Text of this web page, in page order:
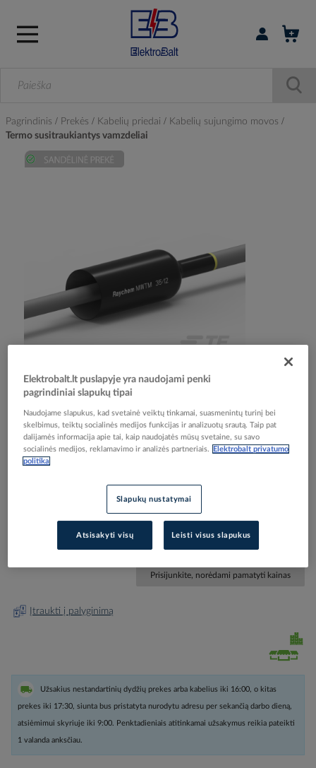
Prisijungti /
Pagrindinis Prekės Kabelių priedai
Kabelių sujungimo movos
Termo susitraukiantys vamzdeliai
the
beginning
Reali prekė gali skirtis nuo pavaizduotos nuotraukoje
Vamzdelis termosusitraukiantis su klijais 35.0-
12.0mm juodas L-1m MWTM-35/12-1000/S(10) -
Prisijunkite, norėdami pamatyti kainas
Įtraukti į palyginimą
Užsakius nestandartinių dydžių prekes arba kabelius iki 16:00, o kitas
prekes iki 17:30, siunta bus pristatyta nurodytu adresu per sekančią darbo dieną,
atsiėmimui skyriuje iki 9:00. Penktadieniais atitinkamai užsakymus reikia pateikti
1 valanda anksčiau.
Elektrobalt.lt puslapyje yra naudojami penki
pagrindiniai slapukų tipai
Naudojame slapukus, kad svetainė veiktų tinkamai, suasmenintų turinį bei
skelbimus, teiktų socialinės medijos funkcijas ir analizuotų srautą. Taip pat
dalijamės informacija apie tai, kaip naudojatės mūsų svetaine, su savo
socialinės medijos, reklamavimo ir analizės partneriais.
Elektrobalt privatumo
politika
Slapukų nustatymai
Atsisakyti visų Leisti visus slapukus